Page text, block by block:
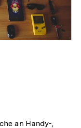
an Handy-,